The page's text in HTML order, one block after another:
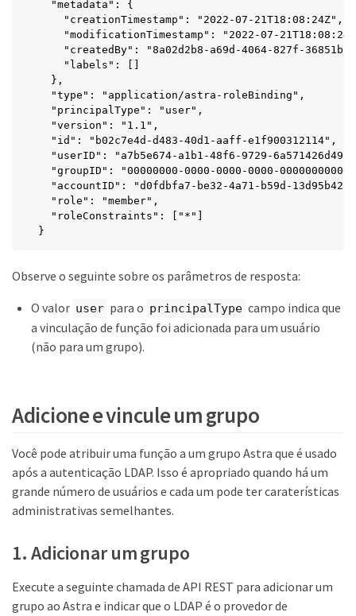
  "metadata": {
    "creationTimestamp": "2022-07-21T18:08:24Z",
"modificationTimestamp": "2022-07-
"createdBy": "8a02d2b8-a69d-4064-827f-
    "labels": []
  },
  "type": "application/astra-roleBinding",
  "principalType": "user",
  "version": "1.1",
  "id": "b02c7e4d-d483-40d1-aaff-e1f900312114",
"userID": "a7b5e674-a1b1-48f6-9729-
"groupID": "00000000-0000-0000-0000-
"accountID": "d0fdbfa7-be32-4a71-b59d-
  "role": "member",
  "roleConstraints": ["*"]
}
Observe o seguinte sobre os parâmetros de resposta:
O valor user para o principalType campo indica que
a vinculação de função foi adicionada para um usuário
(não para um grupo).
Adicione e vincule um grupo
Você pode atribuir uma função a um grupo Astra que é usado
após a autenticação LDAP. Isso é apropriado quando há um
grande número de usuários e cada um pode ter caraterísticas
administrativas semelhantes.
1. Adicionar um grupo
Execute a seguinte chamada de API REST para adicionar um
grupo ao Astra e indicar que o LDAP é o provedor de